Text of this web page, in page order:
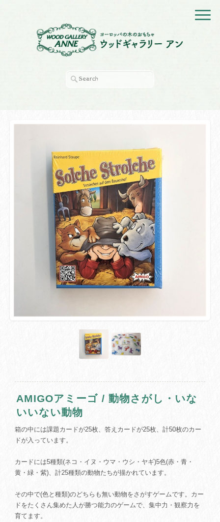
AMIGOアミーゴ / 動物さがし・いな
いいない動物
箱の中には課題カードが25枚、答えカードが25枚、計50枚のカー
ドが入っています。
カードには5種類(ネコ・イヌ・ウマ・ウシ・ヤギ)5色(赤・青・
黄・緑・紫)、計25種類の動物たちが描かれています。
その中で(色と種類)のどちらも無い動物をさがすゲームです。カー
ドをたくさん集めた人が勝つ能力のゲームで、集中力・観察力を
育てます。